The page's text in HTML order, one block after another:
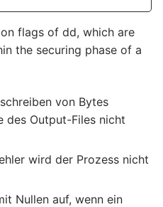
flags of dd, which are
the securing phase of a
von Bytes
des Output-Files nicht
wird der Prozess nicht
Nullen auf, wenn ein